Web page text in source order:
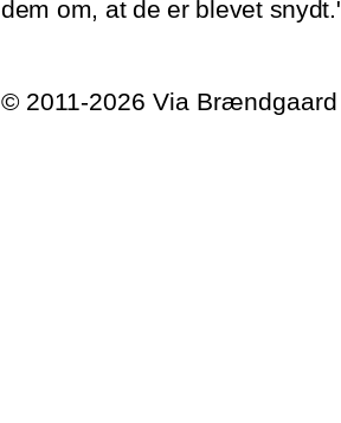
dem om, at de er blevet
© 2011-2026 Via Brændgaard